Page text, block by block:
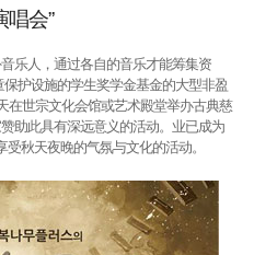
唱会”
乐人，通过各自的音乐才能筹集资
护设施的学生奖学金基金的大型非盈
在世宗文化会馆或艺术殿堂举办古典慈
助此具有深远意义的活动。业已成为
秋天夜晚的气氛与文化的活动。